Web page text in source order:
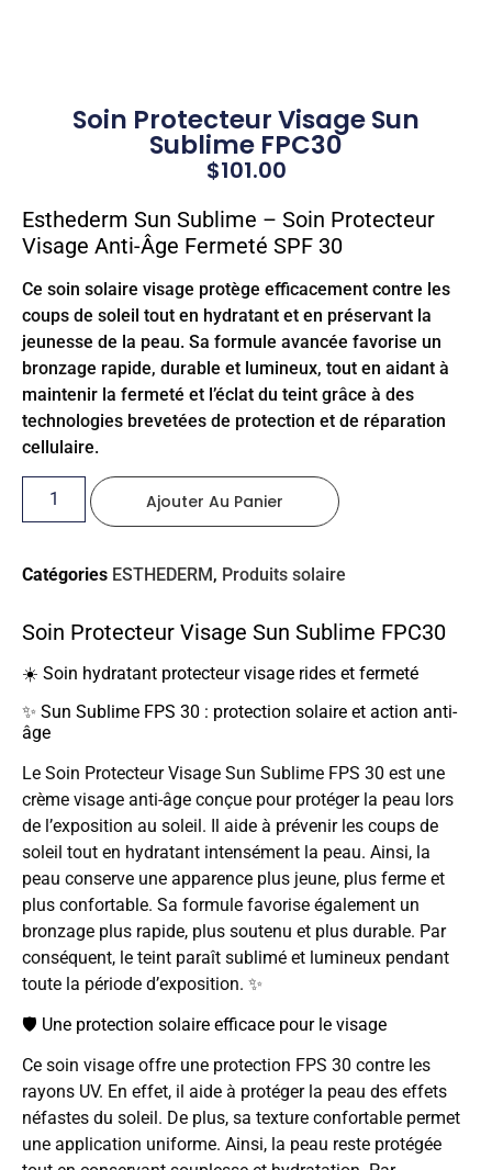
Soin Protecteur Visage Sun
Sublime FPC30
$101.00
Esthederm Sun Sublime – Soin Protecteur
Visage Anti-Âge Fermeté SPF 30
Ce soin solaire visage protège efficacement contre les
coups de soleil tout en hydratant et en préservant la
jeunesse de la peau. Sa formule avancée favorise un
bronzage rapide, durable et lumineux, tout en aidant à
maintenir la fermeté et l’éclat du teint grâce à des
technologies brevetées de protection et de réparation
cellulaire.
Ajouter Au Panier
Catégories ESTHEDERM , Produits solaire
Soin Protecteur Visage Sun Sublime FPC30
☀️ Soin hydratant protecteur visage rides et fermeté
✨ Sun Sublime FPS 30 : protection solaire et action anti-
âge
Le Soin Protecteur Visage Sun Sublime FPS 30 est une
crème visage anti-âge conçue pour protéger la peau lors
de l’exposition au soleil. Il aide à prévenir les coups de
soleil tout en hydratant intensément la peau. Ainsi, la
peau conserve une apparence plus jeune, plus ferme et
plus confortable. Sa formule favorise également un
bronzage plus rapide, plus soutenu et plus durable. Par
conséquent, le teint paraît sublimé et lumineux pendant
toute la période d’exposition. ✨
🛡️ Une protection solaire efficace pour le visage
Ce soin visage offre une protection FPS 30 contre les
rayons UV. En effet, il aide à protéger la peau des effets
néfastes du soleil. De plus, sa texture confortable permet
une application uniforme. Ainsi, la peau reste protégée